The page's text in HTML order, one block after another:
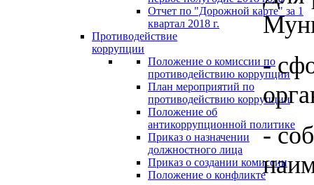
Отчет по "Дорожной карте" за 1
квартал 2018 г.
Противодействие
коррупции
Положение о комиссии по
противодействию коррупции
План мероприятий по
противодействию коррупции
Положение об
антикоррупционной политике
Приказ о назначении
должностного лица
Приказ о создании комиссии
Положение о конфликте
-
-